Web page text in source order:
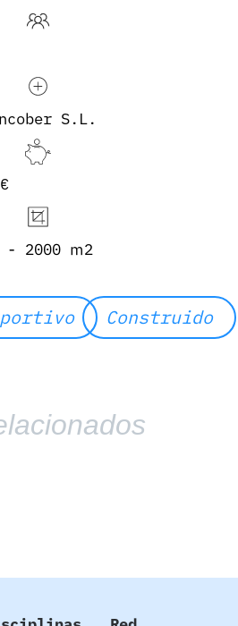
S.L.
- 2000 m2
Construido